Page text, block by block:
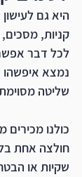
היא גם
קניות, מסכים,
לכל דבר
נמצא
שליטה
כולנו
חולצה אחת
שקיות או